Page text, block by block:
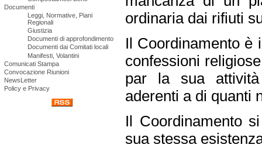
Documenti
Leggi, Normative, Piani
Regionali
Giustizia
Documenti di approfondimento
Documenti dai Comitati locali
Manifesti, Volantini
Comunicati Stampa
Convocazione Riunioni
NewsLetter
Policy e Privacy
ordinaria dai rifiuti
Il Coordinamento è
confessioni
par la sua attività
aderenti a di quanti
Il Coordinamento
sua stessa